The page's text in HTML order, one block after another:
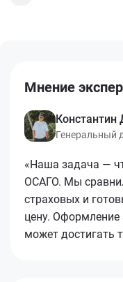
Мнение
Константин
Генеральный
«Наша задача —
ОСАГО. Мы
страховых и
цену.
может достигать